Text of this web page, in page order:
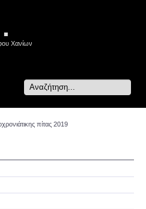
Χανίων
Search
...
πίτας 2019